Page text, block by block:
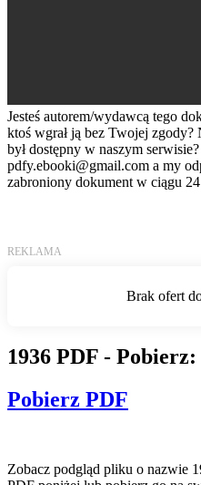
Jesteś autorem/wydawcą tego
ktoś wgrał ją bez Twojej
był dostępny w naszym
pdfy.ebooki@gmail.com a my
zabroniony dokument w ciągu
1936 PDF - Pobierz:
Pobierz PDF
Zobacz podgląd pliku o nazwie